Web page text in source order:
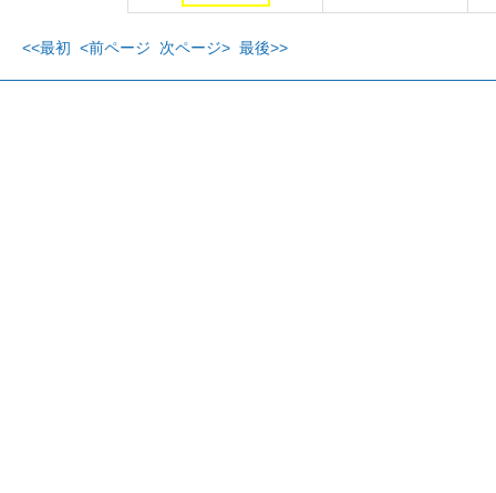
<<最初 <前ページ 次ページ> 最後>>